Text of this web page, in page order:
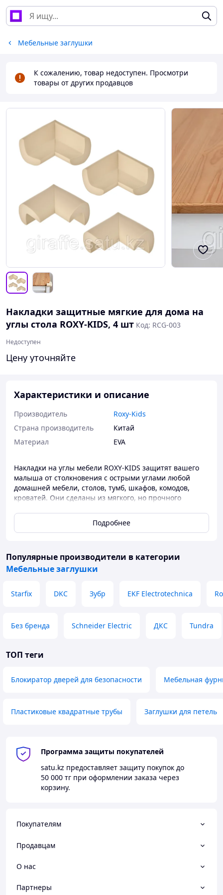
Мебельные заглушки
К сожалению, товар недоступен. Просмотри
товары от других продавцов
Накладки защитные мягкие для дома на
углы стола ROXY-KIDS, 4 шт Код: RCG-003
Недоступен
Цену уточняйте
Характеристики и описание
Производитель
Roxy-Kids
Страна производитель
Китай
Материал
EVA
Накладки на углы мебели ROXY-KIDS защитят вашего
малыша от столкновения с острыми углами любой
домашней мебели, столов, тумб, шкафов, комодов,
кроватей. Они сделаны из мягкого, но прочного
поверхность, что сводит вероятность опасных травм
при столкновении к нулю. Накладки легко крепятся к
наклеить его на две стороны уголка и приложить с
усилием к нужному углу мебели. При необходимости
Подробнее
Популярные производители в категории
Мебельные заглушки
Starfix DKC Зубр EKF Electrotechnica
Без бренда Schneider Electric ДКС Tundra
ТОП теги
Блокиратор дверей для безопасности Мебельная
Пластиковые квадратные трубы Заглушки для петель
Программа защиты покупателей
satu.kz предоставляет защиту покупок до
50 000 тг при оформлении заказа через
корзину.
Покупателям
Продавцам
О нас
Партнеры